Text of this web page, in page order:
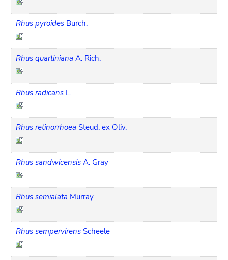
Rhus pyroides Burch.
Rhus quartiniana A. Rich.
Rhus radicans L.
Rhus retinorrhoea Steud. ex Oliv.
Rhus sandwicensis A. Gray
Rhus semialata Murray
Rhus sempervirens Scheele